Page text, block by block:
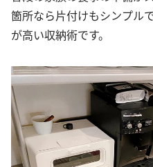
箇所なら片付けもシンプル
が高い収納術です。